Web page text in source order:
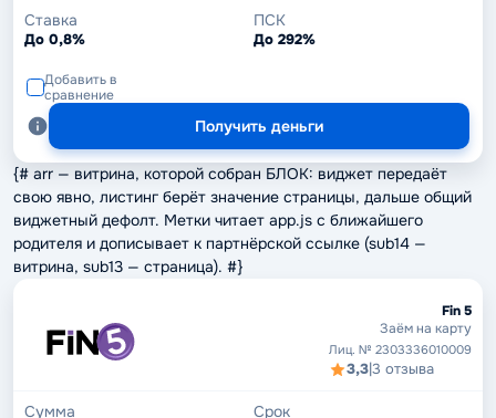
Ставка
До 0,8%
ПСК
До 292%
Добавить в
сравнение
Получить деньги
{# arr — витрина, которой собран БЛОК: виджет передаёт
свою явно, листинг берёт значение страницы, дальше общий
виджетный дефолт. Метки читает app.js с ближайшего
родителя и дописывает к партнёрской ссылке (sub14 —
витрина, sub13 — страница). #}
Fin 5
Заём на карту
Лиц. № 2303336010009
3,3|3 отзыва
Сумма Срок